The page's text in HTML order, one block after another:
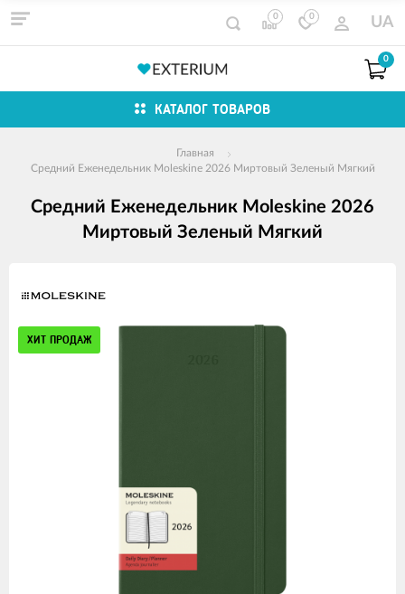
0 0 UA
0
КАТАЛОГ ТОВАРОВ
Главная
Средний Еженедельник Moleskine 2026 Миртовый Зеленый Мягкий
Средний Еженедельник Moleskine 2026
Миртовый Зеленый Мягкий
товаров
ХИТ ПРОДАЖ